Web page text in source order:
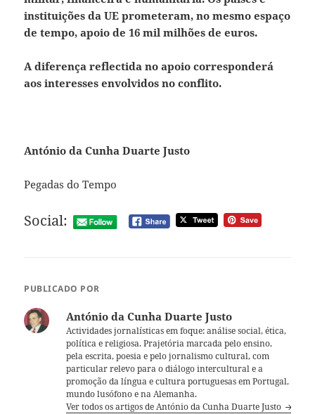
instituições da UE prometeram, no mesmo espaço
de tempo, apoio de 16 mil milhões de euros.
A diferença reflectida no apoio corresponderá
aos interesses envolvidos no conflito.
António da Cunha Duarte Justo
Pegadas do Tempo
Social:
PUBLICADO POR
António da Cunha Duarte Justo
Actividades jornalísticas em foque: análise social, ética,
política e religiosa. Prajetória marcada pelo ensino,
pela escrita, poesia e pelo jornalismo cultural, com
particular relevo para o diálogo intercultural e a
promoção da língua e cultura portuguesas em Portugal,
mundo lusófono e na Alemanha.
Ver todos os artigos de António da Cunha Duarte Justo